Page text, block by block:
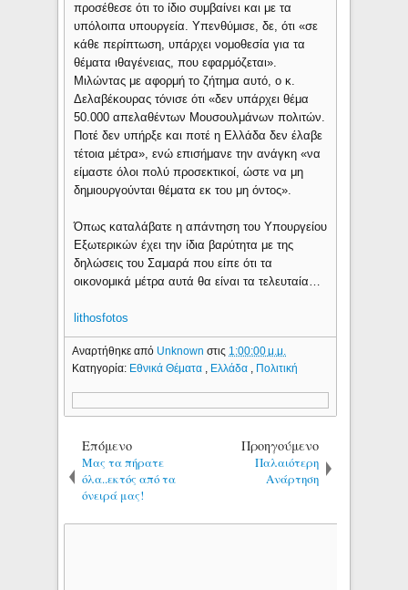
προσέθεσε ότι το ίδιο συμβαίνει και με τα
υπόλοιπα υπουργεία. Υπενθύμισε, δε, ότι «σε
κάθε περίπτωση, υπάρχει νομοθεσία για τα
θέματα ιθαγένειας, που εφαρμόζεται».
Μιλώντας με αφορμή το ζήτημα αυτό, ο κ.
Δελαβέκουρας τόνισε ότι «δεν υπάρχει θέμα
50.000 απελαθέντων Μουσουλμάνων πολιτών.
Ποτέ δεν υπήρξε και ποτέ η Ελλάδα δεν έλαβε
τέτοια μέτρα», ενώ επισήμανε την ανάγκη «να
είμαστε όλοι πολύ προσεκτικοί, ώστε να μη
δημιουργούνται θέματα εκ του μη όντος».
Όπως καταλάβατε η απάντηση του Υπουργείου
Εξωτερικών έχει την ίδια βαρύτητα με της
δηλώσεις του Σαμαρά που είπε ότι τα
οικονομικά μέτρα αυτά θα είναι τα τελευταία…
lithosfotos
Αναρτήθηκε από Unknownστις 1:00:00 μ.μ.
Κατηγορία: Εθνικά Θέματα Ελλάδα Πολιτική
Επόμενο
Μας τα πήρατε
όλα..εκτός από τα
όνειρά μας!
Προηγούμενο
Παλαιότερη
Ανάρτηση